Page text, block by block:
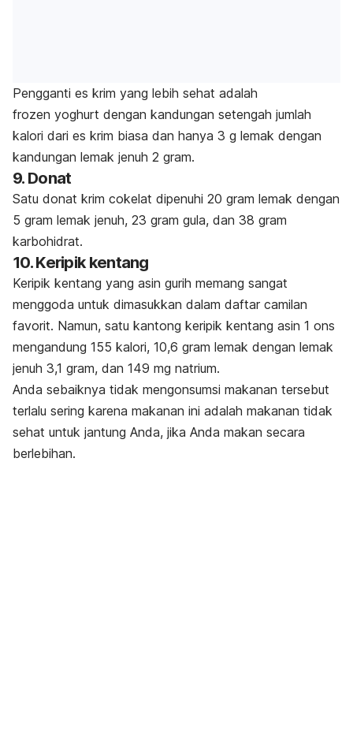
Pengganti es krim yang lebih sehat adalah
frozen yoghurt dengan kandungan setengah jumlah
kalori dari es krim biasa dan hanya 3 g lemak dengan
kandungan lemak jenuh 2 gram.
9. Donat
Satu donat krim cokelat dipenuhi 20 gram lemak dengan
5 gram lemak jenuh, 23 gram gula, dan 38 gram
karbohidrat.
10. Keripik kentang
Keripik kentang yang asin gurih memang sangat
menggoda untuk dimasukkan dalam daftar camilan
favorit. Namun, satu kantong keripik kentang asin 1 ons
mengandung 155 kalori, 10,6 gram lemak dengan lemak
jenuh 3,1 gram, dan 149 mg natrium.
Anda sebaiknya tidak mengonsumsi makanan tersebut
terlalu sering karena makanan ini adalah makanan tidak
sehat untuk jantung Anda, jika Anda makan secara
berlebihan.